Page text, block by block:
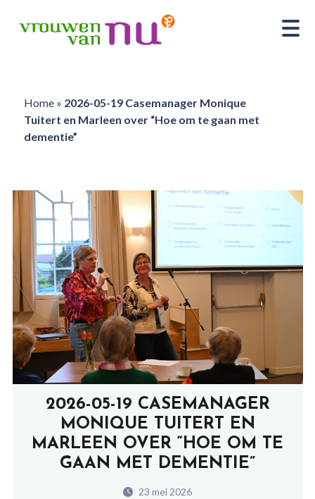
Home» 2026-05-19 Casemanager Monique
Tuitert en Marleen over “Hoe om te gaan met
dementie”
2026-05-19 CASEMANAGER
MONIQUE TUITERT EN
MARLEEN OVER “HOE OM TE
GAAN MET DEMENTIE”
23 mei 2026